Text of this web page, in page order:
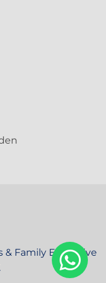
& Family Executive